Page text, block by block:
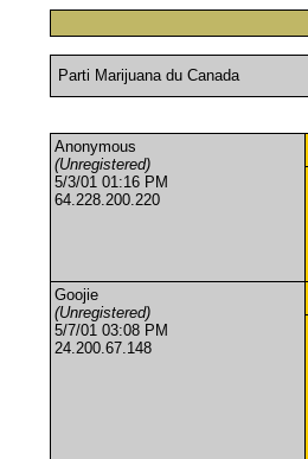
Parti Marijuana du Canada
Anonymous
(Unregistered)
5/3/01 01:16 PM
64.228.200.220
Goojie
(Unregistered)
5/7/01 03:08 PM
24.200.67.148